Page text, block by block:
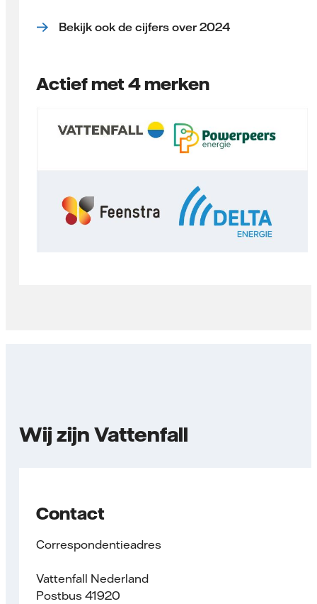
Bekijk ook de cijfers over 2024
Actief met 4 merken
Wij zijn Vattenfall
Contact
Correspondentieadres
Vattenfall Nederland
Postbus 41920